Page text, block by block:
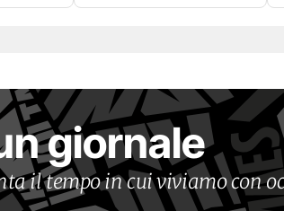
giornale
il tempo in cui viviamo con